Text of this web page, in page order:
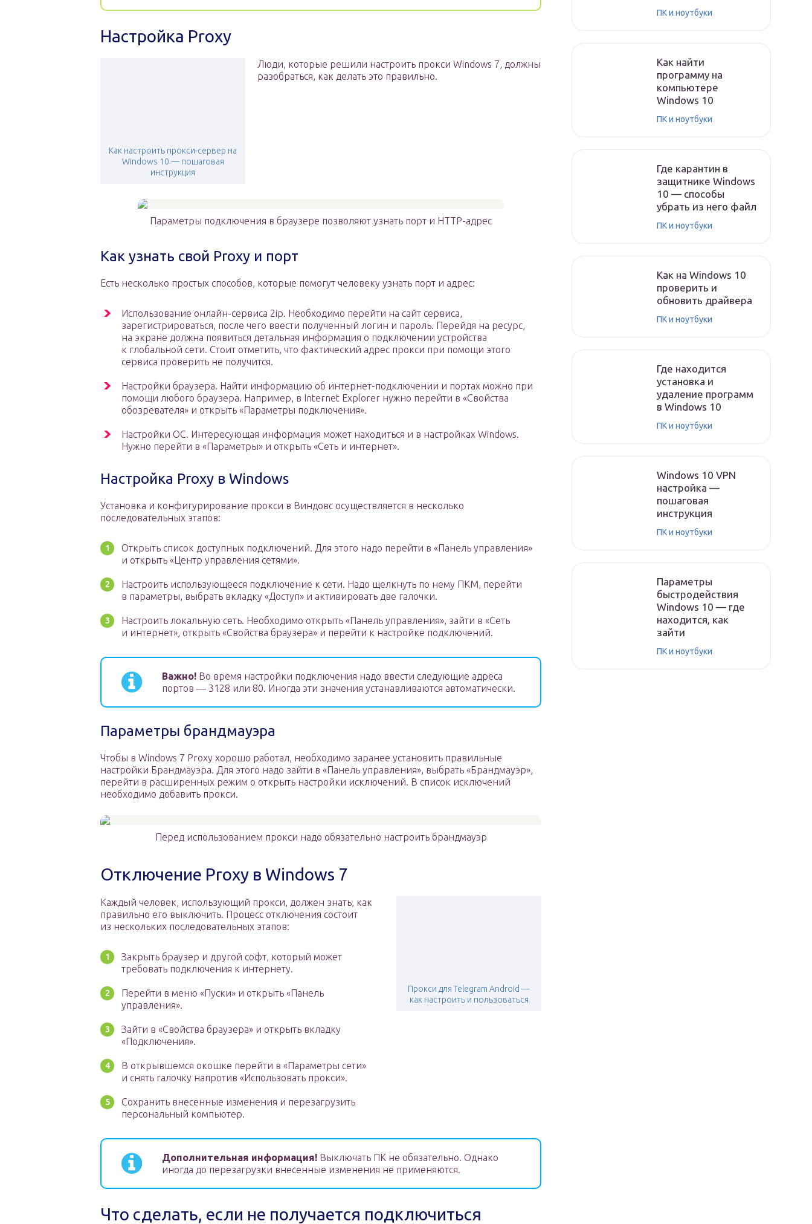
Настройка Proxy
Как настроить прокси-сервер на
Windows 10 — пошаговая
инструкция
Люди, которые решили настроить прокси Windows 7, должны
разобраться, как делать это правильно.
Параметры подключения в браузере позволяют узнать порт и HTTP-адрес
Как узнать свой Proxy и порт
Есть несколько простых способов, которые помогут человеку узнать порт и адрес:
Использование онлайн-сервиса 2ip. Необходимо перейти на сайт сервиса,
зарегистрироваться, после чего ввести полученный логин и пароль. Перейдя на ресурс,
на экране должна появиться детальная информация о подключении устройства
к глобальной сети. Стоит отметить, что фактический адрес прокси при помощи этого
сервиса проверить не получится.
Настройки браузера. Найти информацию об интернет-подключении и портах можно при
помощи любого браузера. Например, в Internet Explorer нужно перейти в «Свойства
обозревателя» и открыть «Параметры подключения».
Настройки ОС. Интересующая информация может находиться и в настройках Windows.
Нужно перейти в «Параметры» и открыть «Сеть и интернет».
Настройка Proxy в Windows
Установка и конфигурирование прокси в Виндовс осуществляется в несколько
последовательных этапов:
Открыть список доступных подключений. Для этого надо перейти в «Панель управления»
и открыть «Центр управления сетями».
Настроить использующееся подключение к сети. Надо щелкнуть по нему ПКМ, перейти
в параметры, выбрать вкладку «Доступ» и активировать две галочки.
Настроить локальную сеть. Необходимо открыть «Панель управления», зайти в «Сеть
и интернет», открыть «Свойства браузера» и перейти к настройке подключений.
Важно! Во время настройки подключения надо ввести следующие адреса
портов — 3128 или 80. Иногда эти значения устанавливаются автоматически.
Параметры брандмауэра
Чтобы в Windows 7 Proxy хорошо работал, необходимо заранее установить правильные
настройки Брандмауэра. Для этого надо зайти в «Панель управления», выбрать «Брандмауэр»,
перейти в расширенных режим о открыть настройки исключений. В список исключений
необходимо добавить прокси.
Перед использованием прокси надо обязательно настроить брандмауэр
Отключение Proxy в Windows 7
Прокси для Telegram Android —
как настроить и пользоваться
Каждый человек, использующий прокси, должен знать, как
правильно его выключить. Процесс отключения состоит
из нескольких последовательных этапов:
Закрыть браузер и другой софт, который может
требовать подключения к интернету.
Перейти в меню «Пуски» и открыть «Панель
управления».
Зайти в «Свойства браузера» и открыть вкладку
«Подключения».
В открывшемся окошке перейти в «Параметры сети»
и снять галочку напротив «Использовать прокси».
Сохранить внесенные изменения и перезагрузить
персональный компьютер.
Дополнительная информация! Выключать ПК не обязательно. Однако
иногда до перезагрузки внесенные изменения не применяются.
Что сделать, если не получается подключиться
ПК и ноутбуки
Как найти
программу на
компьютере
Windows 10
ПК и ноутбуки
Где карантин в
защитнике Windows
10 — способы
убрать из него файл
ПК и ноутбуки
Как на Windows 10
проверить и
обновить драйвера
ПК и ноутбуки
Где находится
установка и
удаление программ
в Windows 10
ПК и ноутбуки
Windows 10 VPN
настройка —
пошаговая
инструкция
ПК и ноутбуки
Параметры
быстродействия
Windows 10 — где
находится, как
зайти
ПК и ноутбуки